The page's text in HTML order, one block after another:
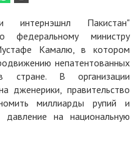
интернэшнл Пакистан"
федеральному министру
Камалю, в котором
непатентованных
стране. В организации
дженерики, правительство
миллиарды рупий и
на национальную